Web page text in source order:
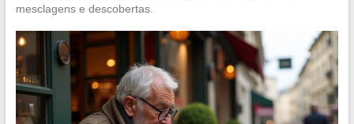
mesclagens e descobertas.